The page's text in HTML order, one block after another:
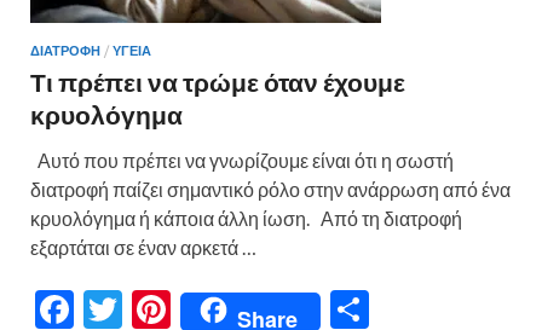
ΔΙΑΤΡΟΦΗ / ΥΓΕΙΑ
Τι πρέπει να τρώμε όταν έχουμε
κρυολόγημα
Αυτό που πρέπει να γνωρίζουμε είναι ότι η σωστή
διατροφή παίζει σημαντικό ρόλο στην ανάρρωση από ένα
κρυολόγημα ή κάποια άλλη ίωση. Από τη διατροφή
εξαρτάται σε έναν αρκετά …
F
T
Pi
Share